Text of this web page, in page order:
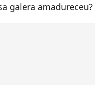
galera amadureceu?